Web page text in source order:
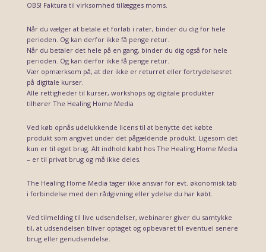
OBS! Faktura til virksomhed tillægges moms.
Når du vælger at betale et forløb i rater, binder du dig for hele
perioden. Og kan derfor ikke få penge retur.
Når du betaler det hele på en gang, binder du dig også for hele
perioden. Og kan derfor ikke få penge retur.
Vær opmærksom på, at der ikke er returret eller fortrydelsesret
på digitale kurser.
Alle rettigheder til kurser, workshops og digitale produkter
tilhører The Healing Home Media
Ved køb opnås udelukkende licens til at benytte det købte
produkt som angivet under det pågældende produkt. Ligesom det
kun er til eget brug. Alt indhold købt hos The Healing Home Media
– er til privat brug og må ikke deles.
The Healing Home Media tager ikke ansvar for evt. økonomisk tab
i forbindelse med den rådgivning eller ydelse du har købt.
Ved tilmelding til live udsendelser, webinarer giver du samtykke
til, at udsendelsen bliver optaget og opbevaret til eventuel senere
brug eller genudsendelse.